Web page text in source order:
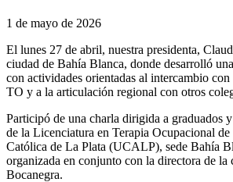
1 de mayo de 2026
El lunes 27 de abril, nuestra presidenta,
ciudad de Bahía Blanca, donde desarrolló
con actividades orientadas al intercambio
TO y a la articulación regional con otros
Participó de una charla dirigida a graduados
de la Licenciatura en Terapia Ocupacional
Católica de La Plata (UCALP), sede Bahía
organizada en conjunto con la directora de la
Bocanegra.